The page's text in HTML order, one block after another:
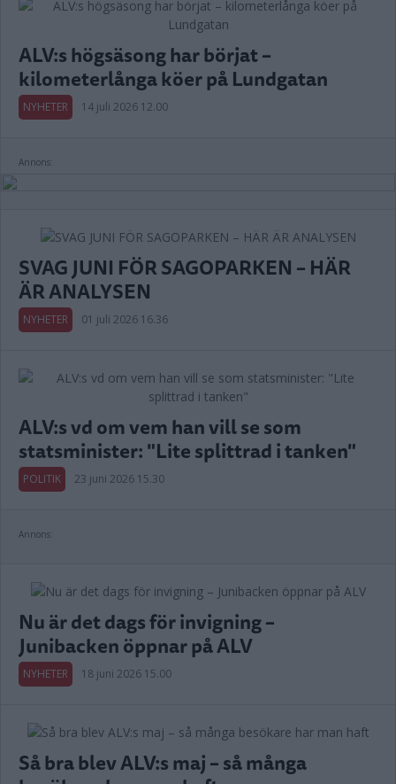
ALV:s högsäsong har börjat –
kilometerlånga köer på Lundgatan
NYHETER 14 juli 2026 12.00
Annons:
SVAG JUNI FÖR SAGOPARKEN – HÄR
ÄR ANALYSEN
NYHETER 01 juli 2026 16.36
ALV:s vd om vem han vill se som
statsminister: "Lite splittrad i tanken"
POLITIK 23 juni 2026 15.30
Annons:
Nu är det dags för invigning –
Junibacken öppnar på ALV
NYHETER 18 juni 2026 15.00
Så bra blev ALV:s maj – så många